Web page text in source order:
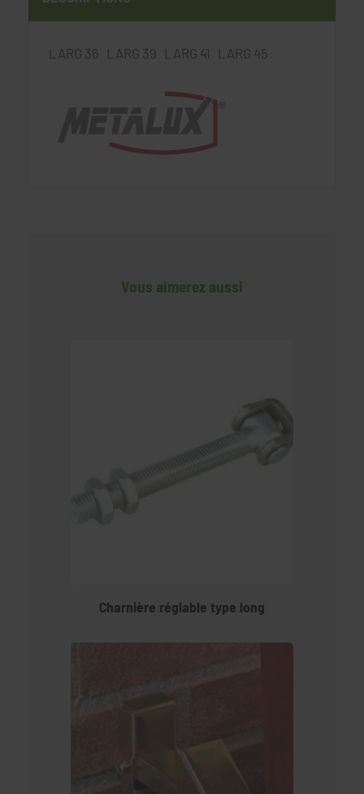
LARG 36 LARG 39 LARG 41 LARG 45
Vous aimerez aussi
Charnière réglable type long